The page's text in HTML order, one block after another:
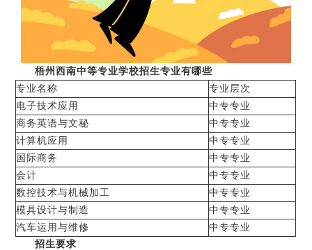
梧州西南中等专业学校招生专业有哪些
专业名称
专业层次
电子技术应用
中专专业
商务英语与文秘
中专专业
计算机应用
中专专业
国际商务
中专专业
会计
中专专业
数控技术与机械加工
中专专业
模具设计与制造
中专专业
汽车运用与维修
中专专业
招生要求